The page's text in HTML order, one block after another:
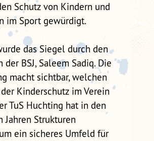
Schutz von Kindern und
im Sport gewürdigt.
das Siegel durch den
der BSJ, Saleem Sadiq. Die
macht sichtbar, welchen
Kinderschutz im Verein
TuS Huchting hat in den
Jahren Strukturen
ein sicheres Umfeld für